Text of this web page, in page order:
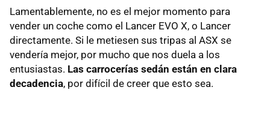
Lamentablemente, no es el mejor momento para
vender un coche como el Lancer EVO X, o Lancer
directamente. Si le metiesen sus tripas al ASX se
vendería mejor, por mucho que nos duela a los
entusiastas. Las carrocerías sedán están en clara
decadencia, por difícil de creer que esto sea.